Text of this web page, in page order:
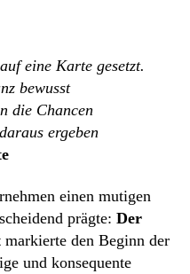
eine Karte gesetzt.
bewusst
die Chancen
ergeben
einen mutigen
prägte: Der
markierte den Beginn der
und konsequente